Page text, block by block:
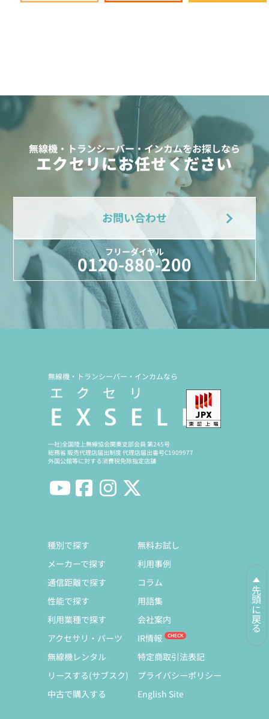
無線機・トランシーバー・インカムをお探しなら
エクセリにお任せください
お問い合わせ
フリーダイヤル
0120-880-200
先頭に戻る
無線機・トランシーバー・インカムなら
一社)全国陸上無線協会関東支部会員 第245号
総務省 販売代理店届出制度 代理店届出番号C1909977
外国公館等に対する消費税免除指定店舗
種別で探す
メーカーで探す
通信距離で探す
性能で探す
利用業種で探す
アクセサリ・パーツ
無線機レンタル
リースする(サブスク)
中古で購入する
無料お試し
利用事例
コラム
用語集
会社案内
IR情報
特定商取引法表記
プライバシーポリシー
English Site